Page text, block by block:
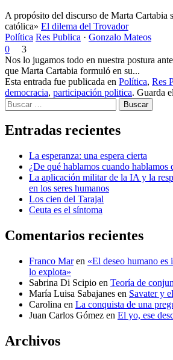
A propósito del discurso de Marta Cartabia
católica» El dilema del Trovador
Política Res Publica · Gonzalo Mateos
0
3
Nos lo jugamos todo en nuestra postura
que Marta Cartabia formuló en su...
Esta entrada fue publicada en Política, Res
democracia, participación politica. Guarda el
Buscar
Entradas recientes
La esperanza: una espera cierta
¿De qué hablamos cuando hablamos
La aplicación militar de la IA y la
en los seres humanos
Los cien del Tarajal
Ceuta es el síntoma
Comentarios recientes
Franco Maren «El deseo humano es
lo explota»
Sabrina Di Scipio en Teoría de
María Luisa Sabajanes en Savater y
Carolina en La conquista de una
Juan Carlos Gómez en El yo, ese
Archivos